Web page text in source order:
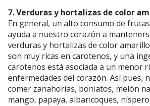
7. Verduras y hortalizas de color
En general, un alto consumo de
ayuda a nuestro corazón a
verduras y hortalizas de color
son muy ricas en carotenos, y una
carotenos está asociada a un menor
enfermedades del corazón. Así pues,
comer zanahorias, boniatos, melón
mango, papaya, albaricoques,